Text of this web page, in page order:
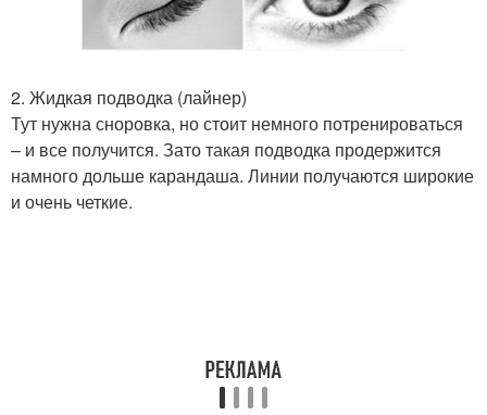
2. Жидкая подводка (лайнер)
Тут нужна сноровка, но стоит немного потренироваться
– и все получится. Зато такая подводка продержится
намного дольше карандаша. Линии получаются широкие
и очень четкие.